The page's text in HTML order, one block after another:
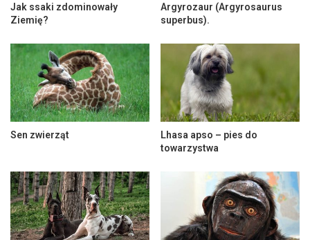
Jak ssaki zdominowały
Ziemię?
Argyrozaur (Argyrosaurus
superbus).
Sen zwierząt
Lhasa apso – pies do
towarzystwa